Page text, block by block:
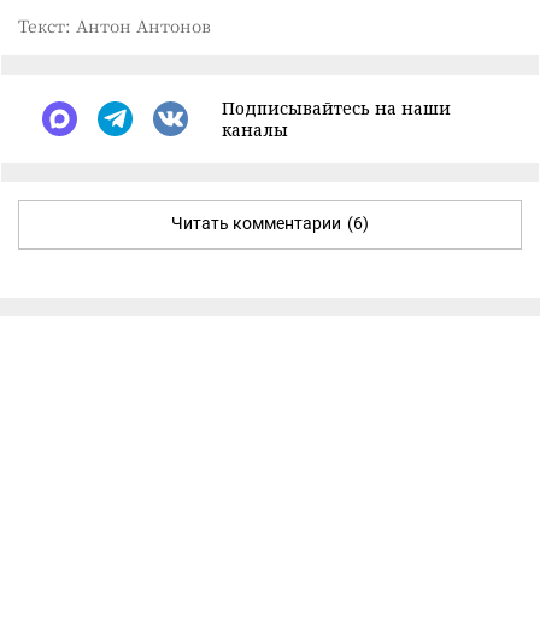
Текст: Антон Антонов
Подписывайтесь на наши
каналы
Читать комментарии (6)